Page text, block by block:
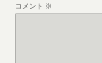
コメント ※